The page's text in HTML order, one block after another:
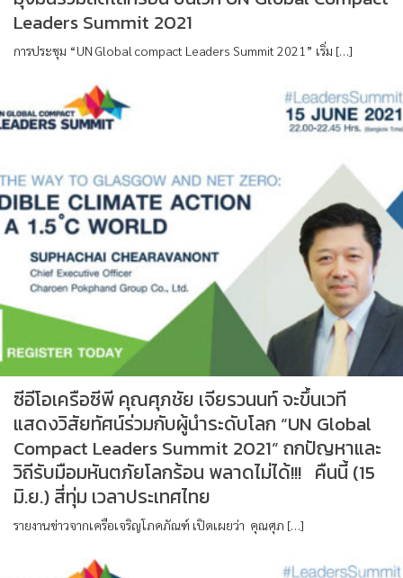
Leaders Summit 2021
การประชุม “UN Global compact Leaders Summit 2021” เริ่ม […]
ซีอีโอเครือซีพี คุณศุภชัย เจียรวนนท์ จะขึ้นเวที
แสดงวิสัยทัศน์ร่วมกับผู้นำระดับโลก “UN Global
Compact Leaders Summit 2021” ถกปัญหาและ
วิถีรับมือมหันตภัยโลกร้อน พลาดไม่ได้!!! คืนนี้ (15
มิ.ย.) สี่ทุ่ม เวลาประเทศไทย
รายงานข่าวจากเครือเจริญโภคภัณฑ์ เปิดเผยว่า คุณศุภ […]